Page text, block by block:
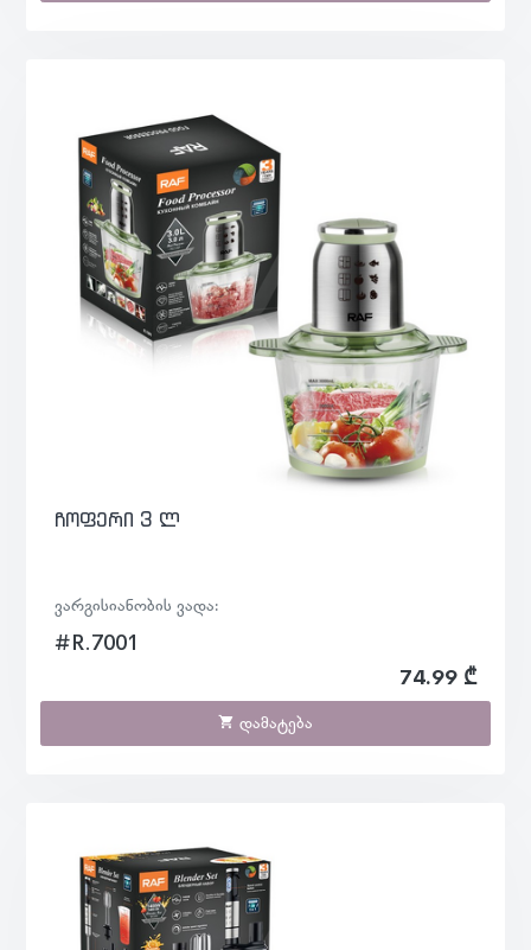
ჩოფერი 3 ლ
ვარგისიანობის ვადა:
#R.7001
74.99 ₾
დამატება